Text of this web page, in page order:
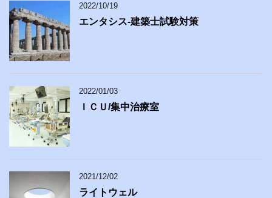
2022/10/19
エンタシス-建築士試験対策
2022/01/03
ＩＣＵ/集中治療室
2021/12/02
ライトウェル